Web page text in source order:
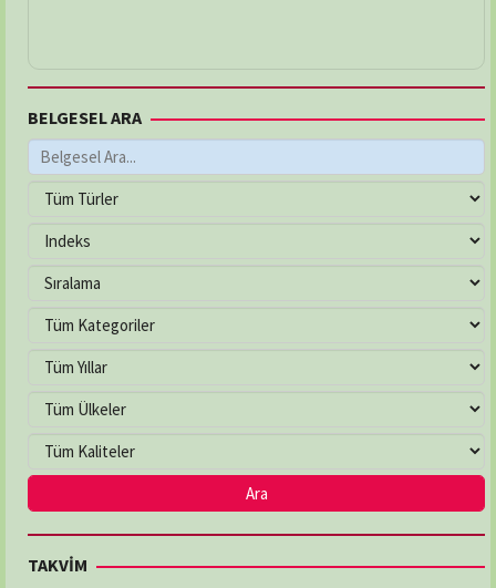
BELGESEL ARA
TAKVİM